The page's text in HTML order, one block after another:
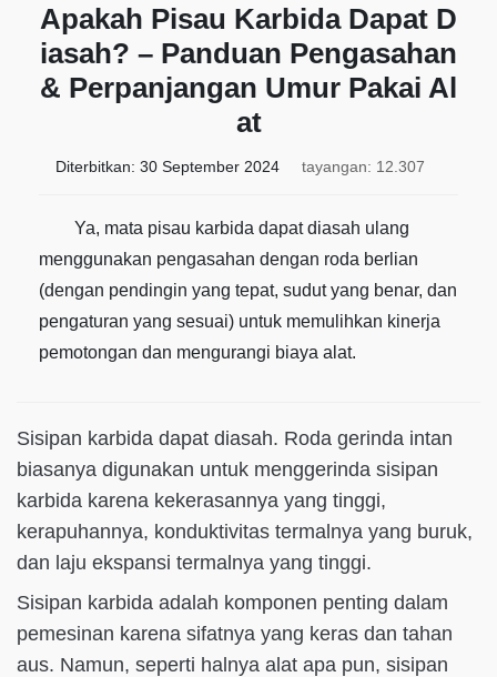
Apakah Pisau Karbida Dapat D
iasah? – Panduan Pengasahan
& Perpanjangan Umur Pakai Al
at
Diterbitkan: 30 September 2024 tayangan: 12.307
Ya, mata pisau karbida dapat diasah ulang
menggunakan pengasahan dengan roda berlian
(dengan pendingin yang tepat, sudut yang benar, dan
pengaturan yang sesuai) untuk memulihkan kinerja
pemotongan dan mengurangi biaya alat.
Sisipan karbida dapat diasah. Roda gerinda intan
biasanya digunakan untuk menggerinda sisipan
karbida karena kekerasannya yang tinggi,
kerapuhannya, konduktivitas termalnya yang buruk,
dan laju ekspansi termalnya yang tinggi.
Sisipan karbida adalah komponen penting dalam
pemesinan karena sifatnya yang keras dan tahan
aus. Namun, seperti halnya alat apa pun, sisipan